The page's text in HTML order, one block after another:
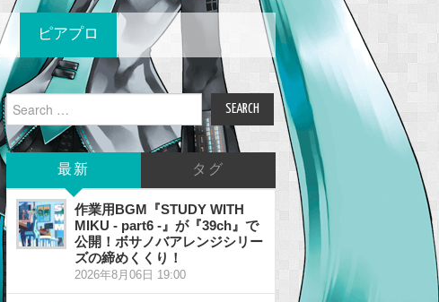
ピアプロ
Search
for:
最新 タグ
作業用BGM『STUDY WITH
MIKU - part6 -』が『39ch』で
公開！ボサノバアレンジシリー
ズの締めくくり！
2026年8月06日 19:00